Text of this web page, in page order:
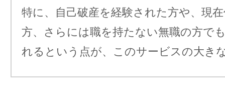
特に、自己破産を経験された方や、現
方、さらには職を持たない無職の方で
れるという点が、このサービスの大き